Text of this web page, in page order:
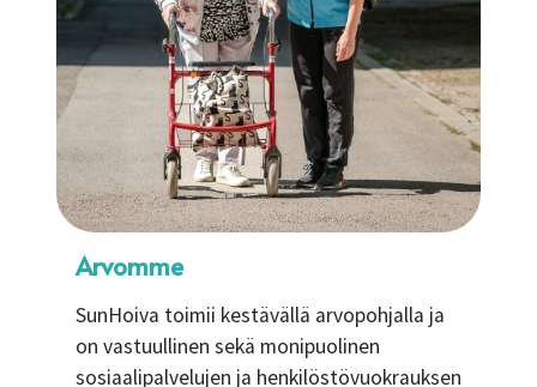
Arvomme
SunHoiva toimii kestävällä arvopohjalla ja
on vastuullinen sekä monipuolinen
sosiaalipalvelujen ja henkilöstövuokrauksen